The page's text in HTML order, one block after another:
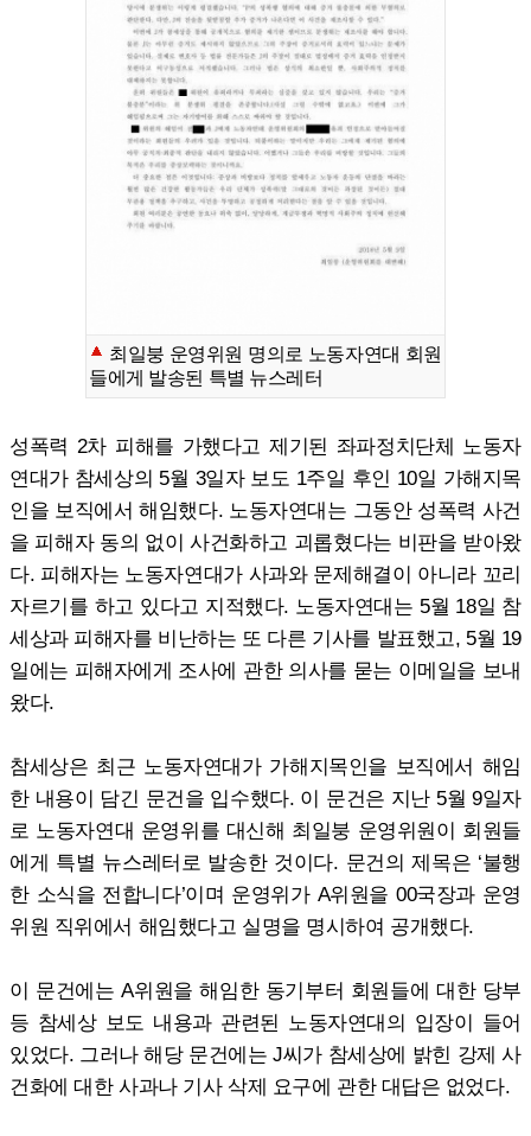
최일붕 운영위원 명의로 노동자연대 회원
들에게 발송된 특별 뉴스레터
성폭력 2차 피해를 가했다고 제기된 좌파정치단체 노동자
연대가 참세상의 5월 3일자 보도 1주일 후인 10일 가해지목
인을 보직에서 해임했다. 노동자연대는 그동안 성폭력 사건
을 피해자 동의 없이 사건화하고 괴롭혔다는 비판을 받아왔
다. 피해자는 노동자연대가 사과와 문제해결이 아니라 꼬리
자르기를 하고 있다고 지적했다. 노동자연대는 5월 18일 참
세상과 피해자를 비난하는 또 다른 기사를 발표했고, 5월 19
일에는 피해자에게 조사에 관한 의사를 묻는 이메일을 보내
왔다.
참세상은 최근 노동자연대가 가해지목인을 보직에서 해임
한 내용이 담긴 문건을 입수했다. 이 문건은 지난 5월 9일자
로 노동자연대 운영위를 대신해 최일붕 운영위원이 회원들
에게 특별 뉴스레터로 발송한 것이다. 문건의 제목은 ‘불행
한 소식을 전합니다’이며 운영위가 A위원을 00국장과 운영
위원 직위에서 해임했다고 실명을 명시하여 공개했다.
이 문건에는 A위원을 해임한 동기부터 회원들에 대한 당부
등 참세상 보도 내용과 관련된 노동자연대의 입장이 들어
있었다. 그러나 해당 문건에는 J씨가 참세상에 밝힌 강제 사
건화에 대한 사과나 기사 삭제 요구에 관한 대답은 없었다.